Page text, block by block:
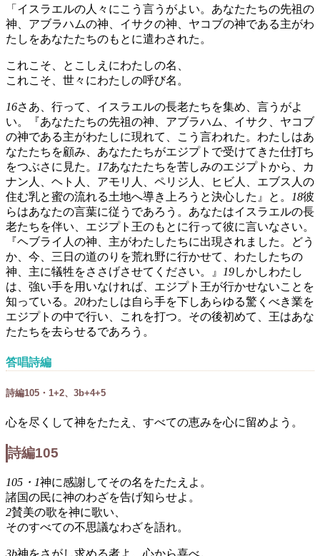
「イスラエルの人々にこう言うがよい。あなたたちの先祖の
神、アブラハムの神、イサクの神、ヤコブの神である主がわ
たしをあなたたちのもとに遣わされた。
これこそ、とこしえにわたしの名、
これこそ、世々にわたしの呼び名。
16さあ、行って、イスラエルの長老たちを集め、言うがよ
い。『あなたたちの先祖の神、アブラハム、イサク、ヤコブ
の神である主がわたしに現れて、こう言われた。わたしはあ
なたたちを顧み、あなたたちがエジプトで受けてきた仕打ち
をつぶさに見た。
17あなたたちを苦しみのエジプトから、カ
ナン人、ヘト人、アモリ人、ペリジ人、ヒビ人、エブス人の
住む乳と蜜の流れる土地へ導き上ろうと決心した』と。
18彼
らはあなたの言葉に従うであろう。あなたはイスラエルの長
老たちを伴い、エジプト王のもとに行って彼に言いなさい。
『ヘブライ人の神、主がわたしたちに出現されました。どう
か、今、三日の道のりを荒れ野に行かせて、わたしたちの
神、主に犠牲をささげさせてください。』
19しかしわたし
は、強い手を用いなければ、エジプト王が行かせないことを
知っている。 20わたしは自ら手を下しあらゆる驚くべき業を
エジプトの中で行い、これを打つ。その後初めて、王はあな
たたちを去らせるであろう。
答唱詩編
詩編105・1+2、3b+4+5
心を尽くして神をたたえ、すべての恵みを心に留めよう。
詩編105
105・1神に感謝してその名をたたえよ。
諸国の民に神のわざを告げ知らせよ。
2賛美の歌を神に歌い、
そのすべての不思議なわざを語れ。